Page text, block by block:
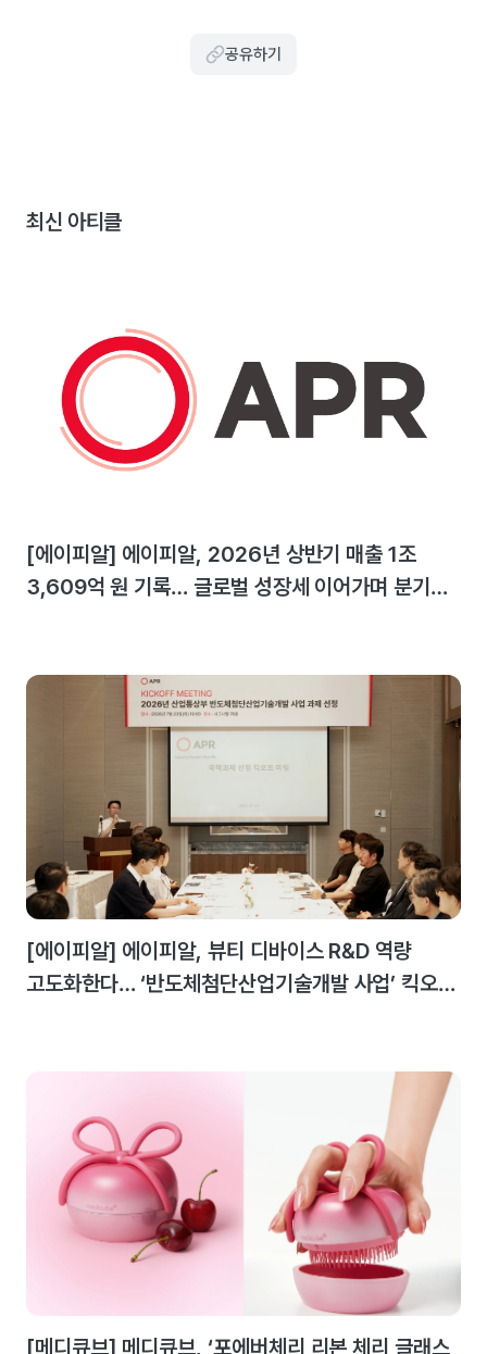
공유하기
최신 아티클
[에이피알] 에이피알, 2026년 상반기 매출 1조
3,609억 원 기록… 글로벌 성장세 이어가며 분기
[에이피알] 에이피알, 뷰티 디바이스 R&D 역량
고도화한다… ‘반도체첨단산업기술개발 사업’ 킥오프
[메디큐브] 메디큐브, ‘포에버체리 리본 체리 글래스